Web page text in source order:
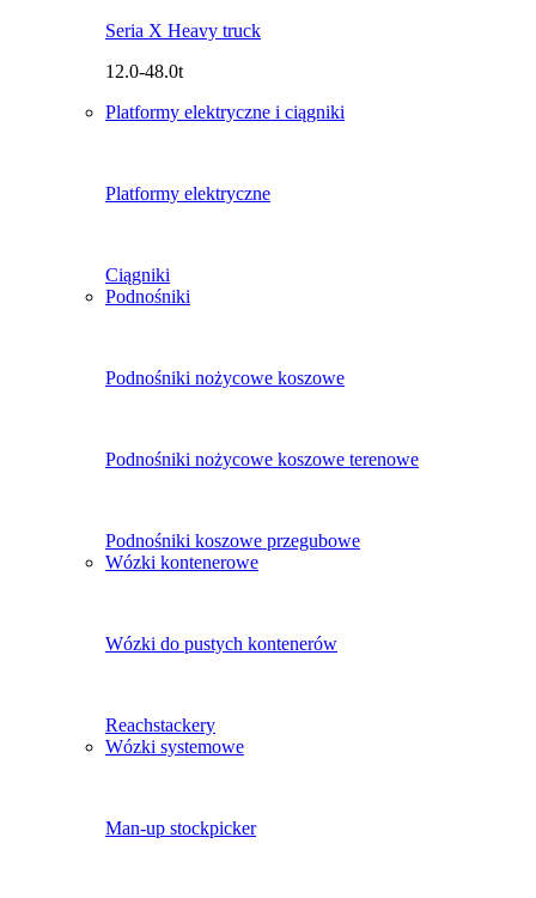
Seria X Heavy truck
12.0-48.0t
Platformy elektryczne i ciągniki
Platformy elektryczne
Ciągniki
Podnośniki
Podnośniki nożycowe koszowe
Podnośniki nożycowe koszowe terenowe
Podnośniki koszowe przegubowe
Wózki kontenerowe
Wózki do pustych kontenerów
Reachstackery
Wózki systemowe
Man-up stockpicker